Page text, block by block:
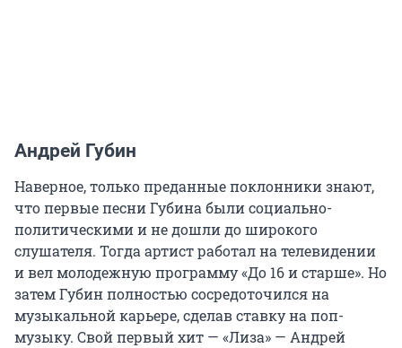
Андрей Губин
Наверное, только преданные поклонники знают,
что первые песни Губина были социально-
политическими и не дошли до широкого
слушателя. Тогда артист работал на телевидении
и вел молодежную программу «До 16 и старше». Но
затем Губин полностью сосредоточился на
музыкальной карьере, сделав ставку на поп-
музыку. Свой первый хит — «Лиза» — Андрей